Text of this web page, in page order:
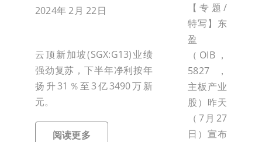
2024年 2月 22日
云顶新加坡(SGX:G13)业绩
强劲复苏，下半年净利按年
扬升31％至3亿3490万新
元。
阅读更多
【专题/
特写】东
盈
（OIB，
5827，
主板产业
股）昨天
（7月27
日）宣布